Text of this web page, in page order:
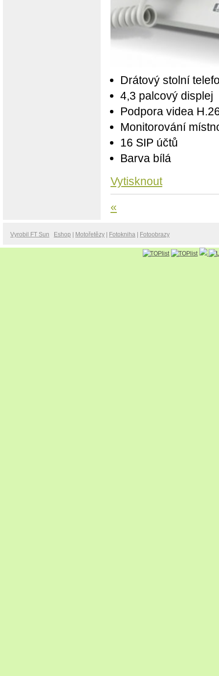
Drátový stolní
4,3 palcový displej
Podpora videa
Monitorování
16 SIP účtů
Barva bílá
Vytisknout
«
Vyrobil FT Sun Eshop Motořetězy Fotokniha Fotoobrazy